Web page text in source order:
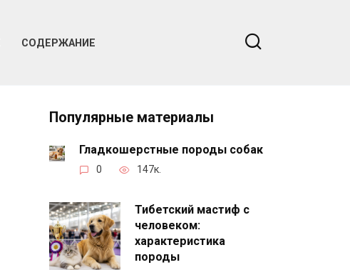
СОДЕРЖАНИЕ
Популярные материалы
Гладкошерстные породы собак
0 147к.
Тибетский мастиф с
человеком:
характеристика
породы